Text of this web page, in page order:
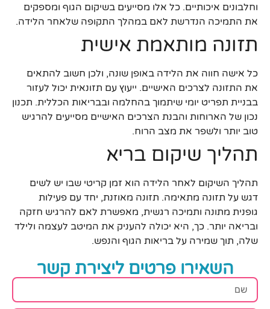
וחלבונים איכותיים. כל אלו מסייעים בשיקום הגוף ומספקים
את התמיכה הנדרשת לאם במהלך התקופה שלאחר הלידה.
תזונה מותאמת אישית
כל אישה חווה את הלידה באופן שונה, ולכן חשוב להתאים
את התזונה לצרכים האישיים. ייעוץ עם תזונאית יכול לעזור
בבניית תפריט יומי שיתמוך בהחלמה ובבריאות הכללית. תכנון
נכון של הארוחות והבנת הצרכים האישיים מסייעים להרגיש
טוב יותר ולשפר את מצב הרוח.
תהליך שיקום בריא
תהליך השיקום לאחר הלידה הוא זמן קריטי שבו יש לשים
דגש על תזונה מתאימה. תזונה מאוזנת, יחד עם פעילות
גופנית מתונה ותמיכה רגשית, מאפשרת לאם להרגיש חזקה
ובריאה יותר. כך, היא יכולה להעניק את המיטב לעצמה ולילד
שלה, תוך שמירה על בריאות הגוף והנפש.
השאירו פרטים ליצירת קשר